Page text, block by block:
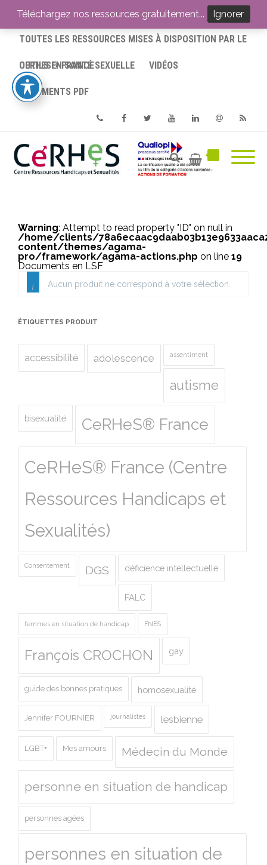
ACCUEIL
TOUTES LES RESSOURCES MISES À DISPOSITION PAR LE
CERHES® FRANCE
OUTILS EN SANTÉ SEXUELLE VIDÉOS
DOCUMENTS PDF
PhoneFacebookTwitterYoutube
Warning: Attempt to read property "ID" on null in
/home/clients/
content/themes/agama-
pro/framework/agama-actions.php on line 19
Documents en LSF
Aucun produit ne correspond à votre sélection.
ÉTIQUETTES PRODUIT
accessibilité adolescence assentiment
autisme
bisexualité CeRHeS® France
CeRHeS® France (Centre
Ressources Handicaps et
Sexualités)
Consentement DGS déficience intellectuelle
FALC
femmes en situation de handicap FNES
François CROCHON gay
guide des bonnes pratiques homosexualité
Jennifer FOURNIER journalistes lesbienne
LGBT+ Mes amours Médecin du Monde
personne en situation de handicap
personnes agées
personnes en situation de
Téléchargez nos ressources gratuitement... Ignorer